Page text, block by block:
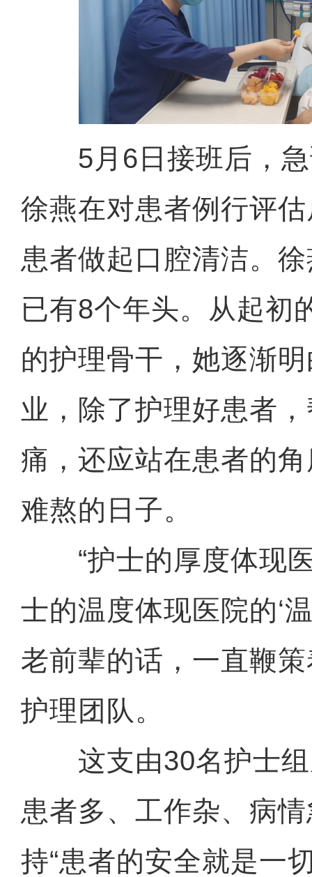
5月6日接班后，急
徐燕在对患者例行评
患者做起口腔清洁。
已有8个年头。从起初
的护理骨干，她逐渐
业，除了护理好患者
痛，还应站在患者的
难熬的日子。
“护士的厚度体现医
士的温度体现医院的‘
老前辈的话，一直鞭
护理团队。
这支由30名护士组
患者多、工作杂、病
持“患者的安全就是一